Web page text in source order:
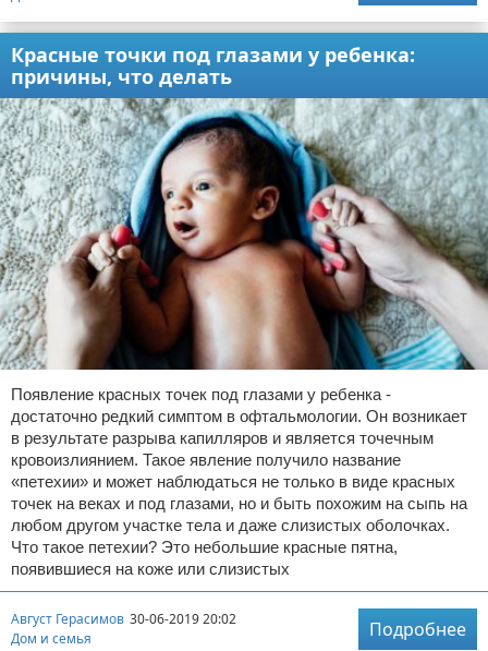
Красные точки под глазами у ребенка:
причины, что делать
Появление красных точек под глазами у ребенка -
достаточно редкий симптом в офтальмологии. Он возникает
в результате разрыва капилляров и является точечным
кровоизлиянием. Такое явление получило название
«петехии» и может наблюдаться не только в виде красных
точек на веках и под глазами, но и быть похожим на сыпь на
любом другом участке тела и даже слизистых оболочках.
Что такое петехии? Это небольшие красные пятна,
появившиеся на коже или слизистых
Август Герасимов 30-06-2019 20:02
Дом и семья
Подробнее